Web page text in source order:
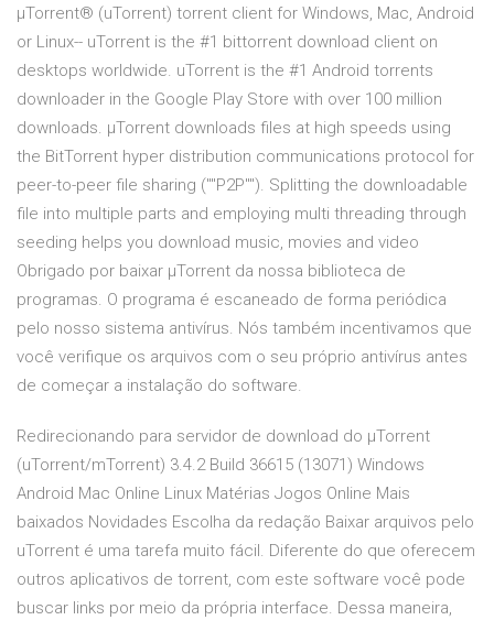
µTorrent® (uTorrent) torrent client for Windows, Mac, Android
or Linux-- uTorrent is the #1 bittorrent download client on
desktops worldwide. uTorrent is the #1 Android torrents
downloader in the Google Play Store with over 100 million
downloads. µTorrent downloads files at high speeds using
the BitTorrent hyper distribution communications protocol for
peer-to-peer file sharing (""P2P""). Splitting the downloadable
file into multiple parts and employing multi threading through
seeding helps you download music, movies and video
Obrigado por baixar µTorrent da nossa biblioteca de
programas. O programa é escaneado de forma periódica
pelo nosso sistema antivírus. Nós também incentivamos que
você verifique os arquivos com o seu próprio antivírus antes
de começar a instalação do software.
Redirecionando para servidor de download do µTorrent
(uTorrent/mTorrent) 3.4.2 Build 36615 (13071) Windows
Android Mac Online Linux Matérias Jogos Online Mais
baixados Novidades Escolha da redação Baixar arquivos pelo
uTorrent é uma tarefa muito fácil. Diferente do que oferecem
outros aplicativos de torrent, com este software você pode
buscar links por meio da própria interface. Dessa maneira,